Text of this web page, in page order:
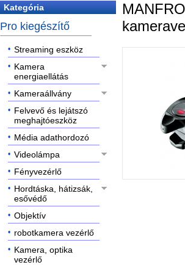
Kategória
Pro kiegészítő
Streaming eszköz
Kamera
energiaellátás
Kameraállvány
Felvevő és lejátszó
meghajtóeszköz
Média adathordozó
Videolámpa
Fényvezérlő
Hordtáska, hátizsák,
esővédő
Objektív
robotkamera vezérlő
Kamera, optika
vezérlő